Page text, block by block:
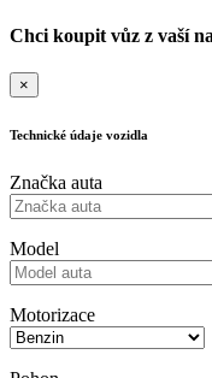
Chci koupit vůz z vaší
×
Technické údaje vozidla
Značka auta
Model
Motorizace